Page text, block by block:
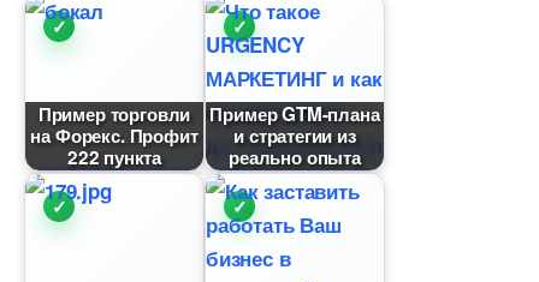
Пример торговли
на Форекс. Профит
222 пункта
Пример GTM-плана
и стратегии из
реально опыта